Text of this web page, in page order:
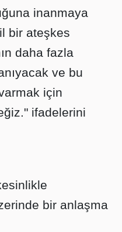
inanmaya
bir ateşkes
daha fazla
ve bu
için
ifadelerini
bir anlaşma